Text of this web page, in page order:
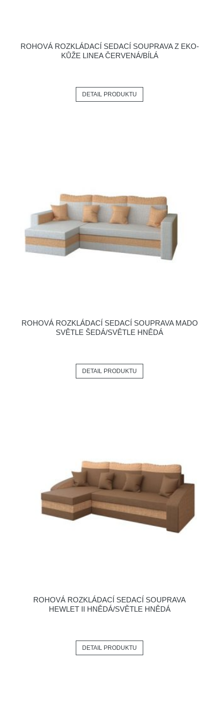
ROHOVÁ ROZKLÁDACÍ SEDACÍ SOUPRAVA Z EKO-
KŮŽE LINEA ČERVENÁ/BÍLÁ
DETAIL PRODUKTU
ROHOVÁ ROZKLÁDACÍ SEDACÍ SOUPRAVA MADO
SVĚTLE ŠEDÁ/SVĚTLE HNĚDÁ
DETAIL PRODUKTU
ROHOVÁ ROZKLÁDACÍ SEDACÍ SOUPRAVA
HEWLET II HNĚDÁ/SVĚTLE HNĚDÁ
DETAIL PRODUKTU